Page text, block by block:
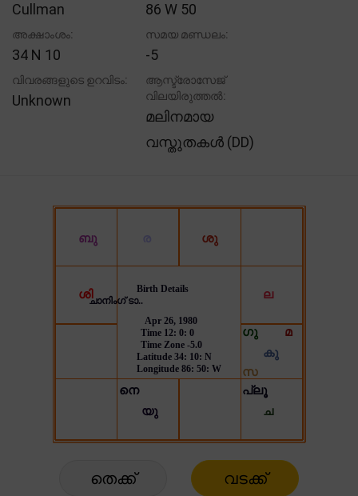
Cullman 86 W 50
അക്ഷാംശം:
34 N 10
സമയ മണ്ഡലം:
-5
വിവരങ്ങളുടെ ഉറവിടം:
Unknown
ആസ്ട്രോസേജ്
വിലയിരുത്തൽ:
മലിനമായ
വസ്തുതകൾ (DD)
തെക്ക് വടക്ക്